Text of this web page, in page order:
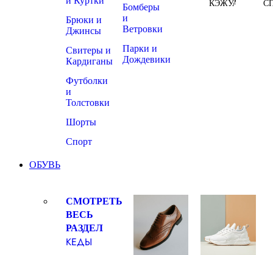
Брюки и
Джинсы
Свитеры и
Кардиганы
Футболки
и
Толстовки
Шорты
Спорт
Бомберы
и
Ветровки
Парки и
Дождевики
КЭЖУАЛ
ОБУВЬ
СМОТРЕТЬ
ВЕСЬ
РАЗДЕЛ
КЕДЫ